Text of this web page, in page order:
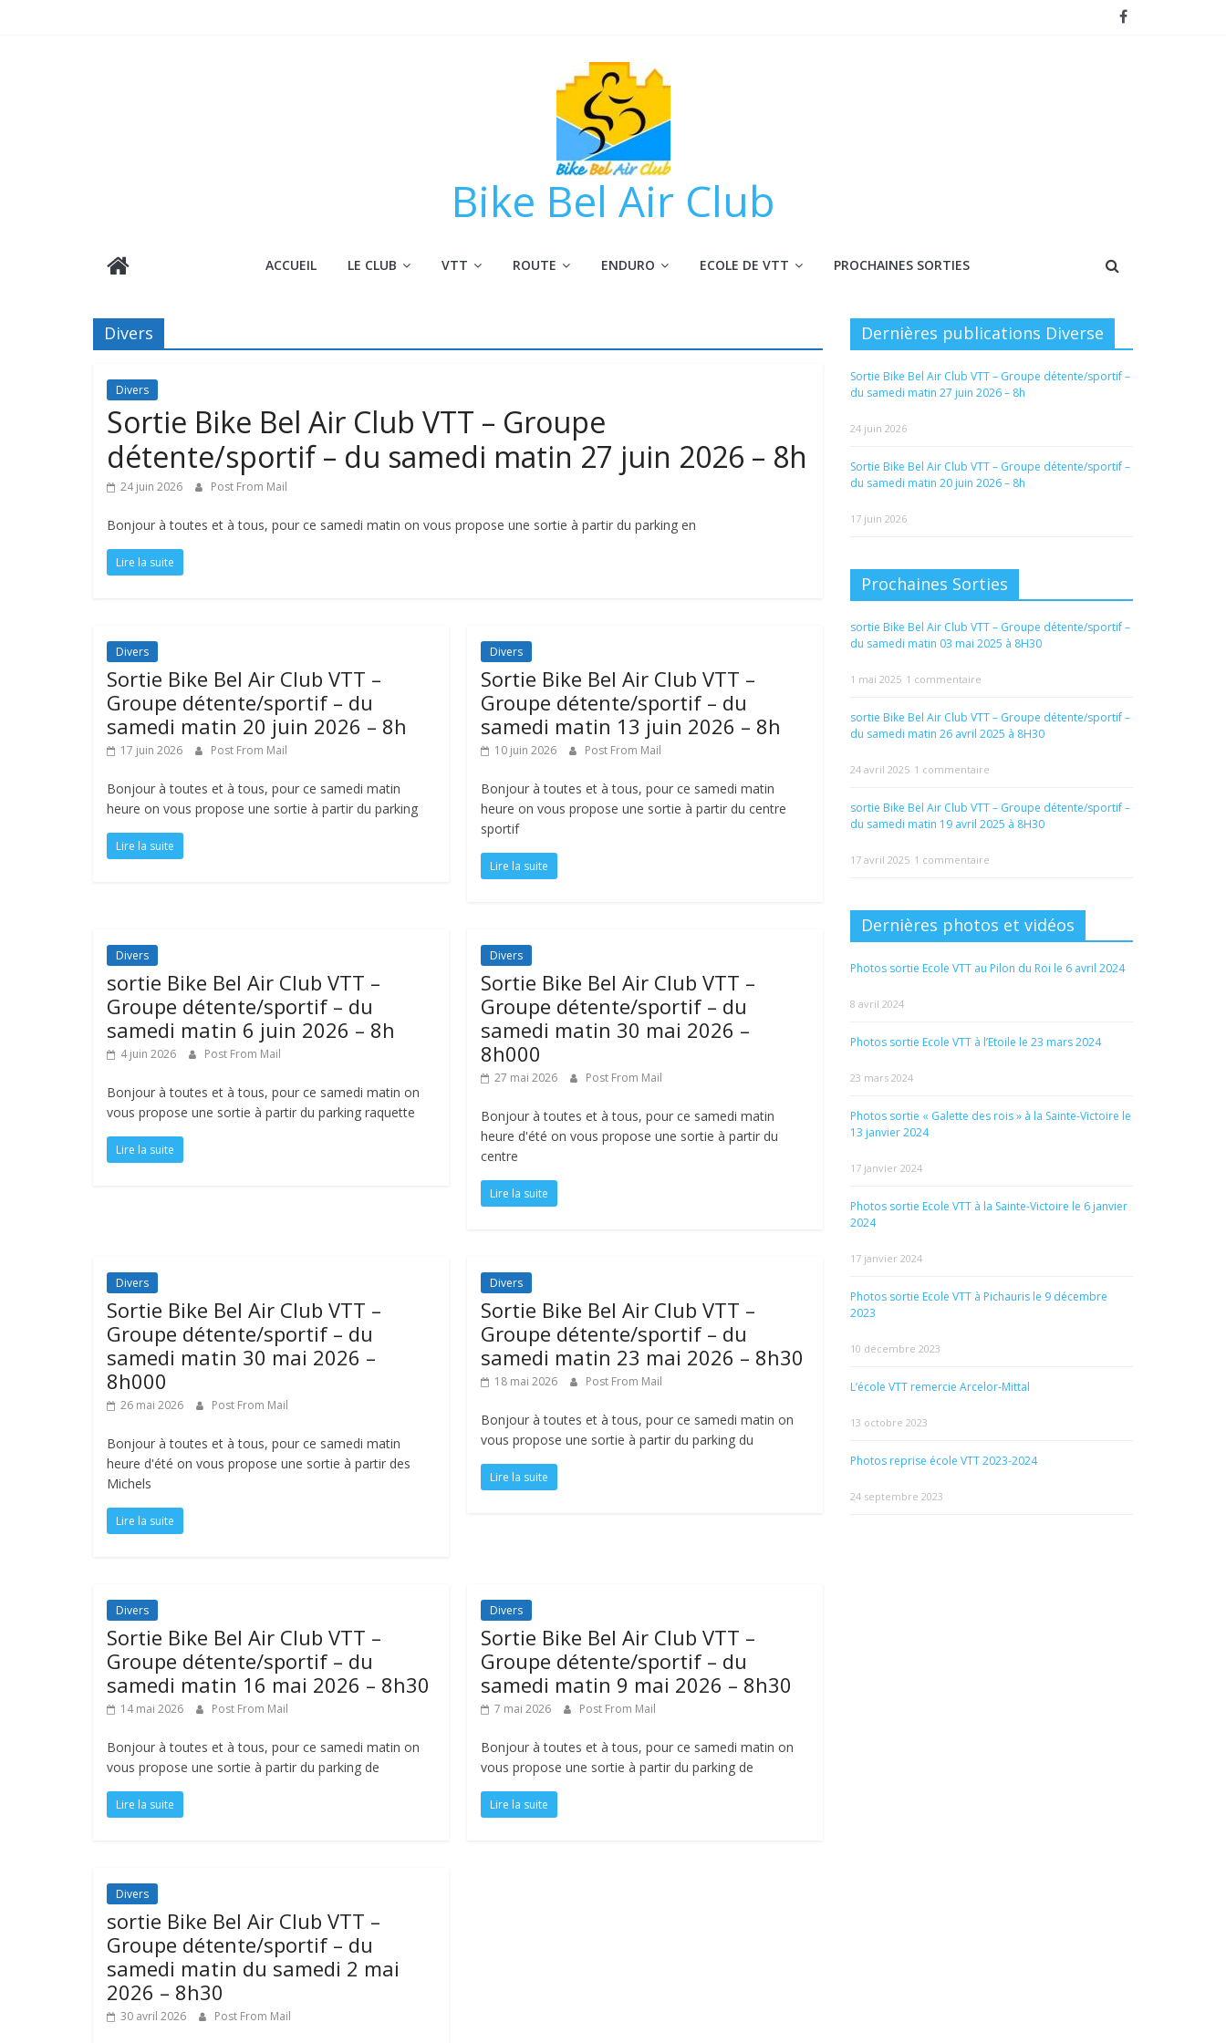
Bike Bel Air Club
ACCUEIL LE CLUB VTT ROUTE ENDURO ECOLE DE VTT PROCHAINES SORTIES
Divers
Divers
Sortie Bike Bel Air Club VTT – Groupe
détente/sportif – du samedi matin 27 juin 2026 – 8h
24 juin 2026 Post From Mail
Bonjour à toutes et à tous, pour ce samedi matin on vous propose une sortie à partir du parking en
Lire la suite
Divers
Sortie Bike Bel Air Club VTT –
Groupe détente/sportif – du
samedi matin 20 juin 2026 – 8h
17 juin 2026 Post From Mail
Bonjour à toutes et à tous, pour ce samedi matin
heure on vous propose une sortie à partir du parking
Lire la suite
Divers
Sortie Bike Bel Air Club VTT –
Groupe détente/sportif – du
samedi matin 13 juin 2026 – 8h
10 juin 2026 Post From Mail
Bonjour à toutes et à tous, pour ce samedi matin
heure on vous propose une sortie à partir du centre
sportif
Lire la suite
Divers
sortie Bike Bel Air Club VTT –
Groupe détente/sportif – du
samedi matin 6 juin 2026 – 8h
4 juin 2026 Post From Mail
Bonjour à toutes et à tous, pour ce samedi matin on
vous propose une sortie à partir du parking raquette
Lire la suite
Divers
Sortie Bike Bel Air Club VTT –
Groupe détente/sportif – du
samedi matin 30 mai 2026 –
8h000
27 mai 2026 Post From Mail
Bonjour à toutes et à tous, pour ce samedi matin
heure d'été on vous propose une sortie à partir du
centre
Lire la suite
Divers
Sortie Bike Bel Air Club VTT –
Groupe détente/sportif – du
samedi matin 30 mai 2026 –
8h000
26 mai 2026 Post From Mail
Bonjour à toutes et à tous, pour ce samedi matin
heure d'été on vous propose une sortie à partir des
Michels
Lire la suite
Divers
Sortie Bike Bel Air Club VTT –
Groupe détente/sportif – du
samedi matin 23 mai 2026 – 8h30
18 mai 2026 Post From Mail
Bonjour à toutes et à tous, pour ce samedi matin on
vous propose une sortie à partir du parking du
Lire la suite
Divers
Sortie Bike Bel Air Club VTT –
Groupe détente/sportif – du
samedi matin 16 mai 2026 – 8h30
14 mai 2026 Post From Mail
Bonjour à toutes et à tous, pour ce samedi matin on
vous propose une sortie à partir du parking de
Lire la suite
Divers
Sortie Bike Bel Air Club VTT –
Groupe détente/sportif – du
samedi matin 9 mai 2026 – 8h30
7 mai 2026 Post From Mail
Bonjour à toutes et à tous, pour ce samedi matin on
vous propose une sortie à partir du parking de
Lire la suite
Divers
sortie Bike Bel Air Club VTT –
Groupe détente/sportif – du
samedi matin du samedi 2 mai
2026 – 8h30
30 avril 2026 Post From Mail
Dernières publications Diverse
Sortie Bike Bel Air Club VTT – Groupe détente/sportif –
du samedi matin 27 juin 2026 – 8h
24 juin 2026
Sortie Bike Bel Air Club VTT – Groupe détente/sportif –
du samedi matin 20 juin 2026 – 8h
17 juin 2026
Prochaines Sorties
sortie Bike Bel Air Club VTT – Groupe détente/sportif –
du samedi matin 03 mai 2025 à 8H30
1 mai 2025 1 commentaire
sortie Bike Bel Air Club VTT – Groupe détente/sportif –
du samedi matin 26 avril 2025 à 8H30
24 avril 2025 1 commentaire
sortie Bike Bel Air Club VTT – Groupe détente/sportif –
du samedi matin 19 avril 2025 à 8H30
17 avril 2025 1 commentaire
Dernières photos et vidéos
Photos sortie Ecole VTT au Pilon du Roi le 6 avril 2024
8 avril 2024
Photos sortie Ecole VTT à l’Etoile le 23 mars 2024
23 mars 2024
Photos sortie « Galette des rois » à la Sainte-Victoire le
13 janvier 2024
17 janvier 2024
Photos sortie Ecole VTT à la Sainte-Victoire le 6 janvier
2024
17 janvier 2024
Photos sortie Ecole VTT à Pichauris le 9 décembre
2023
10 décembre 2023
L’école VTT remercie Arcelor-Mittal
13 octobre 2023
Photos reprise école VTT 2023-2024
24 septembre 2023